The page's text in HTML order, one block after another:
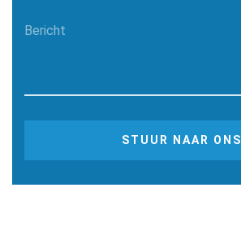
Bericht
STUUR NAAR ONS